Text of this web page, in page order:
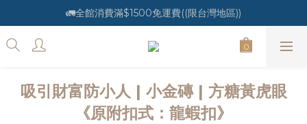
🚛全館消費滿$1500免運費((限台灣地區))
吸引財富防小人 | 小金磚 | 方糖黃虎眼
《原附扣式：龍蝦扣》